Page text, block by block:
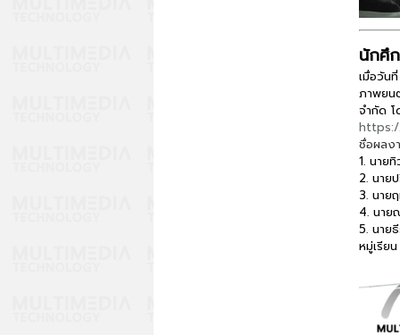
นักศึ
เมื่อวัน
ภาพยน
จำกัด โ
ชื่อผลง
1. นาย
2. นา
3. นา
4. นา
5. นา
หมู่เรีย